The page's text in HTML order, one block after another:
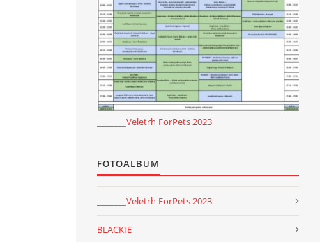
_______Veletrh ForPets 2023
FOTOALBUM
_______Veletrh ForPets 2023
BLACKIE